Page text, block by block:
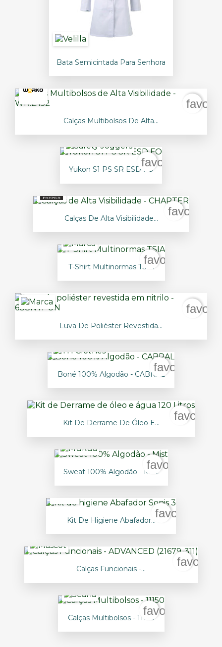
Bata Semicintada Para Senhora
Calças Multibolsos De Alta...
Yukon S1 PS SR ESD FO
favorite_border
Calças De Alta Visibilidade...
T-Shirt Multinormas TSIA
Luva De Poliéster Revestida...
Boné 100% Algodão - CABRAL
Kit De Derrame De Óleo E...
Sweat 100% Algodão - Mist
Kit De Higiene Abafador...
Calças Funcionais -...
Calças Multibolsos - 11150
favorite_border